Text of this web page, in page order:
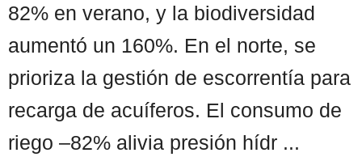
82% en verano, y la biodiversidad
aumentó un 160%. En el norte, se
prioriza la gestión de escorrentía para
recarga de acuíferos. El consumo de
riego –82% alivia presión hídr ...